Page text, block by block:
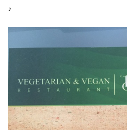
♪